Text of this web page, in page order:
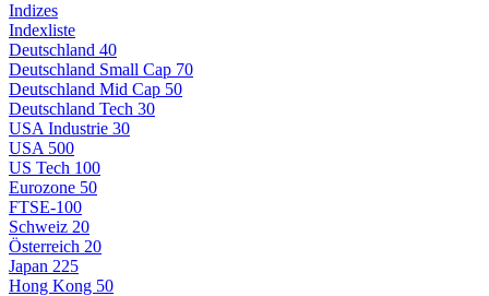
Indizes
Indexliste
Deutschland 40
Deutschland Small Cap 70
Deutschland Mid Cap 50
Deutschland Tech 30
USA Industrie 30
USA 500
US Tech 100
Eurozone 50
FTSE-100
Schweiz 20
Österreich 20
Japan 225
Hong Kong 50